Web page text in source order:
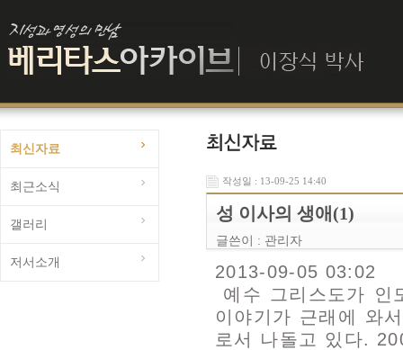
최신자료
최근소식
갤러리
저서소개
작성일 : 13-09-25 14:40
성 이사의 생애(1)
글쓴이 : 관리자
2013-09-05 03:02
예수 그리스도가
이야기가 근래에 와
로서 나돌고 있다.